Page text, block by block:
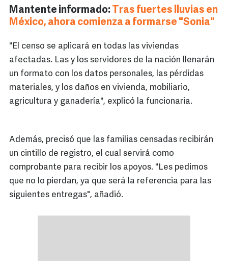
Mantente informado: Tras fuertes lluvias en
México, ahora comienza a formarse "Sonia"
"El censo se aplicará en todas las viviendas
afectadas. Las y los servidores de la nación llenarán
un formato con los datos personales, las pérdidas
materiales, y los daños en vivienda, mobiliario,
agricultura y ganadería", explicó la funcionaria.
Además, precisó que las familias censadas recibirán
un cintillo de registro, el cual servirá como
comprobante para recibir los apoyos. "Les pedimos
que no lo pierdan, ya que será la referencia para las
siguientes entregas", añadió.